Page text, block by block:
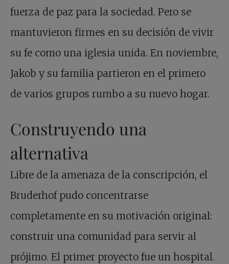
fuerza de paz para la sociedad. Pero se
mantuvieron firmes en su decisión de vivir
su fe como una iglesia unida. En noviembre,
Jakob y su familia partieron en el primero
de varios grupos rumbo a su nuevo hogar.
Construyendo una
alternativa
Libre de la amenaza de la conscripción, el
Bruderhof pudo concentrarse
completamente en su motivación original:
construir una comunidad para servir al
prójimo. El primer proyecto fue un hospital.